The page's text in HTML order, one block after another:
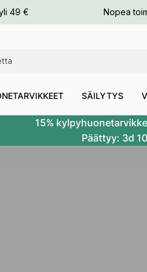
49 € Nopea
SÄILYTYS
15%
Päättyy: 3d